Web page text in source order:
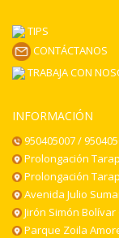
TIPS
CONTÁCTANOS
TRABAJA CON
INFORMACIÓN
950405007 /
Prolongación
Prolongación
Avenida Julio
Jirón Simón Bolívar
Parque Zoila